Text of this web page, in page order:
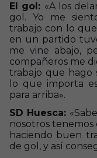
El gol: «A los
gol. Yo me
trabajo con lo
en un partido
me vine abajo,
compañeros me
trabajo que hago
lo que importa
para arriba».
SD Huesca:
nosotros tenemos
haciendo buen
de gol, y así